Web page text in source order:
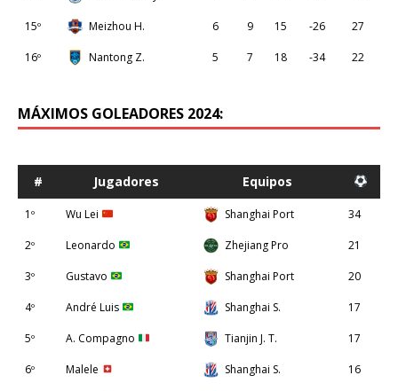
15º Meizhou H. 6 9 15 -26 27
16º Nantong Z. 5 7 18 -34 22
MÁXIMOS GOLEADORES 2024:
# Jugadores Equipos
1º Wu Lei Shanghai Port 34
2º Leonardo Zhejiang Pro 21
3º Gustavo Shanghai Port 20
4º André Luis Shanghai S. 17
5º A. Compagno Tianjin J. T. 17
6º Malele Shanghai S. 16